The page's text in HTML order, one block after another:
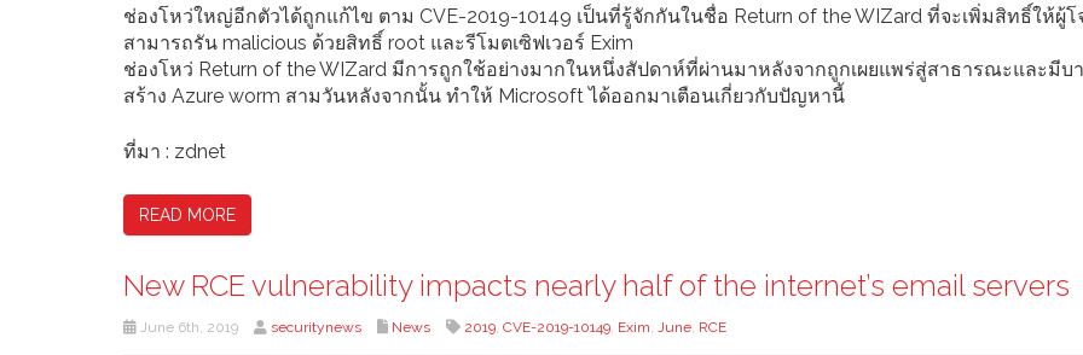
ช่องโหว่ใหญ่อีกตัวได้ถูกแก้ไข ตาม CVE-2019-10149 เป็นที่รู้จักกันในชื่อ Return of the WIZard ที่จะเพิ่มสิทธิ์ให้ผู้
สามารถรัน malicious ด้วยสิทธิ์ root และรีโมตเซิฟเวอร์ Exim
ช่องโหว่ Return of the WIZard มีการถูกใช้อย่างมากในหนึ่งสัปดาห์ที่ผ่านมาหลังจากถูกเผยแพร่สู่สาธารณะและมีบ
สร้าง Azure worm สามวันหลังจากนั้น ทำให้ Microsoft ได้ออกมาเตือนเกี่ยวกับปัญหานี้
ที่มา : zdnet
READ MORE
New RCE vulnerability impacts nearly half of the internet’s email servers
June 6th, 2019 securitynews News 2019, CVE-2019-10149, Exim, June, RCE